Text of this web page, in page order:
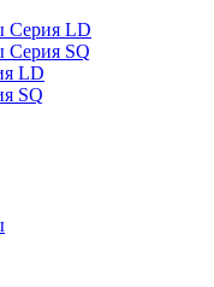
Серия LD
Серия SQ
LD
SQ